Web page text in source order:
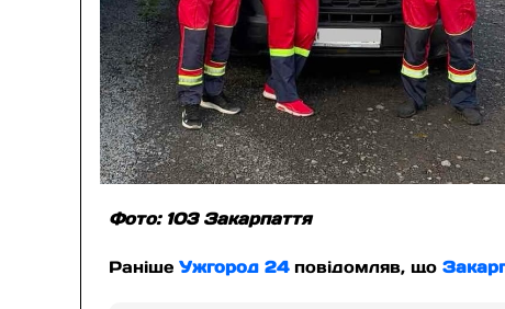
Фото: 103 Закарпаття
РанішеУжгород 24повідомляв, що